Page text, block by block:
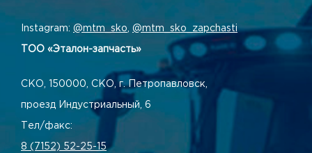
Instagram: @mtm_sko @mtm_sko_zapchasti
ТОО «Эталон-запчасть»
СКО, 150000, СКО, г. Петропавловск,
проезд Индустриальный, 6
Тел/факс:
8 (7152) 52-25-15